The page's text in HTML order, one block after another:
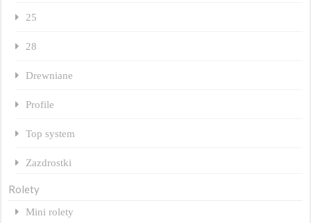
25
28
Drewniane
Profile
Top system
Zazdrostki
Rolety
Mini rolety